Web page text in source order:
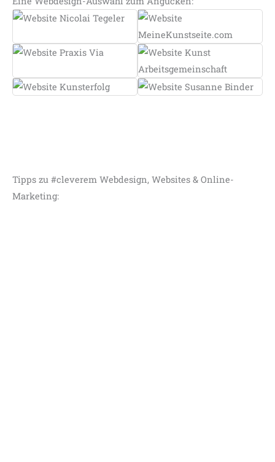
Tipps zu #cleverem Webdesign, Websites & Online-
Marketing: